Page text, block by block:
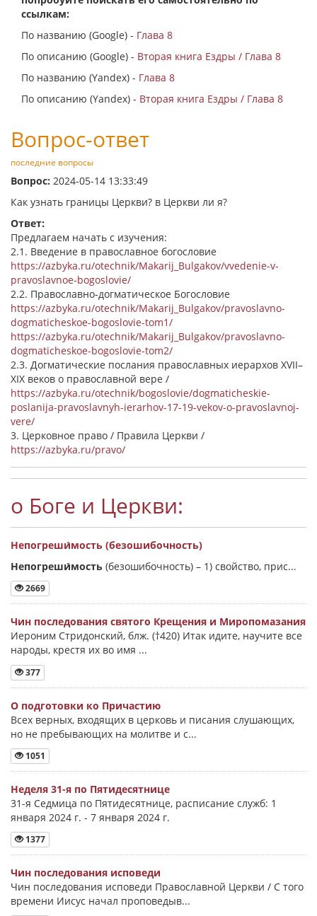
ссылкам:
По названию (Google) - Глава 8
По описанию (Google) - Вторая книга Ездры / Глава 8
По названию (Yandex) - Глава 8
По описанию (Yandex) - Вторая книга Ездры / Глава 8
Вопрос-ответ
последние вопросы
Вопрос: 2024-05-14 13:33:49
Как узнать границы Церкви? в Церкви ли я?
Ответ:
Предлагаем начать с изучения:
2.1. Введение в православное богословие
https://azbyka.ru/otechnik/Makarij_Bulgakov/vvedenie-v-
pravoslavnoe-bogoslovie/
2.2. Православно-догматическое Богословие
https://azbyka.ru/otechnik/Makarij_Bulgakov/pravoslavno-
dogmaticheskoe-bogoslovie-tom1/
https://azbyka.ru/otechnik/Makarij_Bulgakov/pravoslavno-
dogmaticheskoe-bogoslovie-tom2/
2.3. Догматические послания православных иерархов XVII–
XIX веков о православной вере /
https://azbyka.ru/otechnik/bogoslovie/dogmaticheskie-
poslanija-pravoslavnyh-ierarhov-17-19-vekov-o-pravoslavnoj-
vere/
3. Церковное право / Правила Церкви /
https://azbyka.ru/pravo/
о Боге и Церкви:
Непогреши́мость (безошибочность)
Непогреши́мость (безошибочность) – 1) свойство, прис...
2669
Чин последования святого Крещения и Миропомазания
Иероним Стридонский, блж. (†420) Итак идите, научите все
народы, крестя их во имя ...
377
О подготовки ко Причастию
Всех верных, входящих в церковь и писания слушающих,
но не пребывающих на молитве и с...
1051
Неделя 31-я по Пятидесятнице
31-я Седмица по Пятидесятнице, расписание служб: 1
января 2024 г. - 7 января 2024 г.
1377
Чин последования исповеди
Чин последования исповеди Православной Церкви / С того
времени Иисус начал проповедыв...